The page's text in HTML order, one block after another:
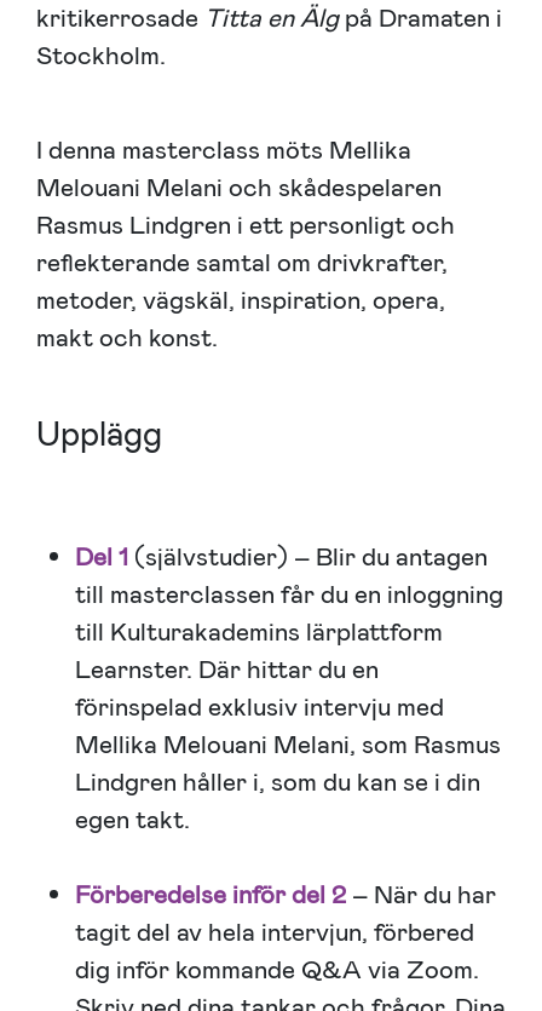
kritikerrosade Titta en Älgpå Dramaten i
Stockholm.
I denna masterclass möts Mellika
Melouani Melani och skådespelaren
Rasmus Lindgren i ett personligt och
reflekterande samtal om drivkrafter,
metoder, vägskäl, inspiration, opera,
makt och konst.
Upplägg
Del 1 (självstudier) – Blir du antagen
till masterclassen får du en inloggning
till Kulturakademins lärplattform
Learnster. Där hittar du en
förinspelad exklusiv intervju med
Mellika Melouani Melani, som Rasmus
Lindgren håller i, som du kan se i din
egen takt.
Förberedelse inför del 2 – När du har
tagit del av hela intervjun, förbered
dig inför kommande Q&A via Zoom.